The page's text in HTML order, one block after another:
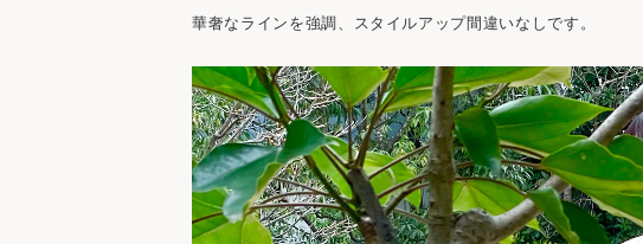
華奢なラインを強調、スタイルアップ間違いなしです。